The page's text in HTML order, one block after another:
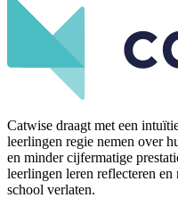
Catwise draagt met een
leerlingen regie nemen over
en minder cijfermatige
leerlingen leren reflecteren
school verlaten.